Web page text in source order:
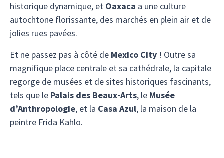
historique dynamique, et Oaxaca a une culture
autochtone florissante, des marchés en plein air et de
jolies rues pavées.
Et ne passez pas à côté de Mexico City ! Outre sa
magnifique place centrale et sa cathédrale, la capitale
regorge de musées et de sites historiques fascinants,
tels que le Palais des Beaux-Arts, le Musée
d’Anthropologie, et la Casa Azul, la maison de la
peintre Frida Kahlo.